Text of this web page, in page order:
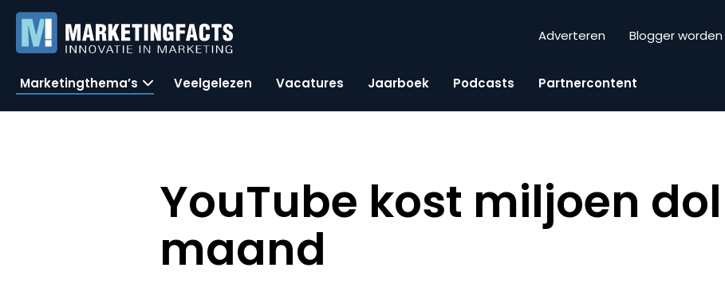
Adverteren Blogger worden
Marketingthema’s Veelgelezen Vacatures Jaarboek Podcasts Partnercontent
YouTube kost miljoen
maand